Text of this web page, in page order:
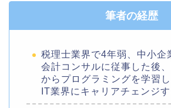
筆者の経歴
税理士業界で4年弱、中小企
会計コンサルに従事した後
からプログラミングを学習
IT業界にキャリアチェンジす